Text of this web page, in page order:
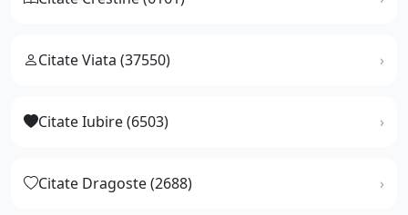
Citate Viata (37550)
Citate Iubire (6503)
Citate Dragoste (2688)